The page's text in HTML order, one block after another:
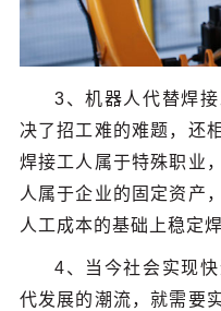
3、机器人代替焊
决了招工难的难题，还
焊接工人属于特殊职业
人属于企业的固定资产
人工成本的基础上稳定
4、当今社会实现
代发展的潮流，就需要